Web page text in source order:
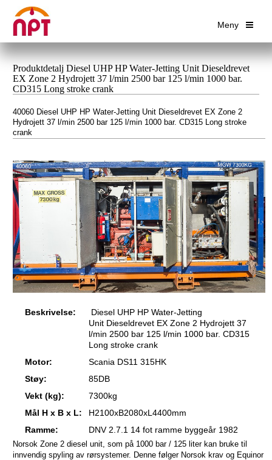
Meny
Produktdetalj Diesel UHP HP Water-Jetting Unit Dieseldrevet
EX Zone 2 Hydrojett 37 l/min 2500 bar 125 l/min 1000 bar.
CD315 Long stroke crank
40060 Diesel UHP HP Water-Jetting Unit Dieseldrevet EX Zone 2
Hydrojett 37 l/min 2500 bar 125 l/min 1000 bar. CD315 Long stroke
crank
Beskrivelse:
Diesel UHP HP Water-Jetting
Unit Dieseldrevet EX Zone 2 Hydrojett 37
l/min 2500 bar 125 l/min 1000 bar. CD315
Long stroke crank
Motor:
Scania DS11 315HK
Støy:
85DB
Vekt (kg):
7300kg
Mål H x B x L:
H2100xB2080xL4400mm
Ramme:
DNV 2.7.1 14 fot ramme byggeår 1982
Norsok Zone 2 diesel unit, som på 1000 bar / 125 liter kan bruke til
innvendig spyling av rørsystemer. Denne følger Norsok krav og Equinor